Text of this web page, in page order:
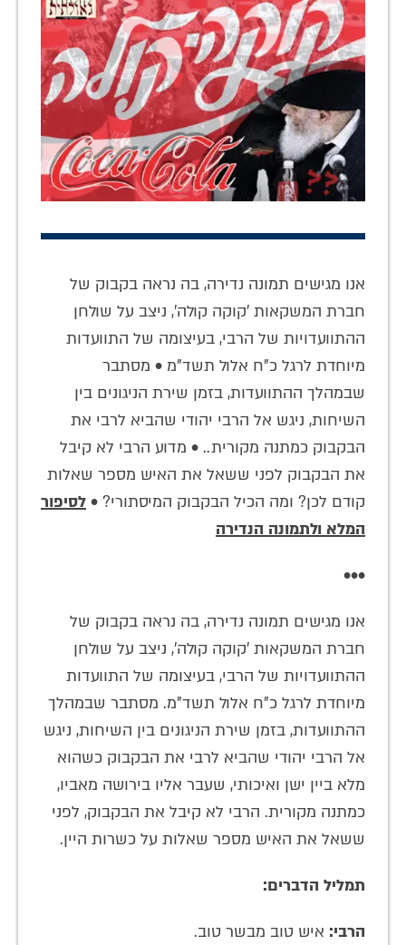
אנו מגישים תמונה נדירה, בה נראה בקבוק של
חברת המשקאות 'קוקה קולה', ניצב על שולחן
ההתוועדויות של הרבי, בעיצומה של התוועדות
מיוחדת לרגל כ"ח אלול תשד"מ • מסתבר
שבמהלך ההתוועדות, בזמן שירת הניגונים בין
השיחות, ניגש אל הרבי יהודי שהביא לרבי את
הבקבוק כמתנה מקורית.. • מדוע הרבי לא קיבל
את הבקבוק לפני ששאל את האיש מספר שאלות
קודם לכן? ומה הכיל הבקבוק המיסתורי? • לסיפור
המלא ולתמונה הנדירה
•••
אנו מגישים תמונה נדירה, בה נראה בקבוק של
חברת המשקאות 'קוקה קולה', ניצב על שולחן
ההתוועדויות של הרבי, בעיצומה של התוועדות
מיוחדת לרגל כ"ח אלול תשד"מ. מסתבר שבמהלך
ההתוועדות, בזמן שירת הניגונים בין השיחות, ניגש
אל הרבי יהודי שהביא לרבי את הבקבוק כשהוא
מלא ביין ישן ואיכותי, שעבר אליו בירושה מאביו,
כמתנה מקורית. הרבי לא קיבל את הבקבוק, לפני
ששאל את האיש מספר שאלות על כשרות היין.
תמליל הדברים:
הרבי: איש טוב מבשר טוב.